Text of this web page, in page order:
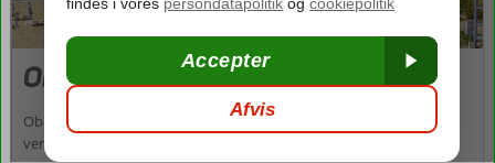
Oba
Oba er kendt som danskernes favoritområde i Alanya – og mange
vender tilbage til Oba år efter år, når ferien går til Tyrkiet. Og med